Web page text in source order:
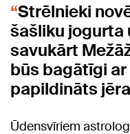
Strēlnieki
šašliku jogurta
savukārt
būs bagātīgi
papildināts
Ūdensvīriem